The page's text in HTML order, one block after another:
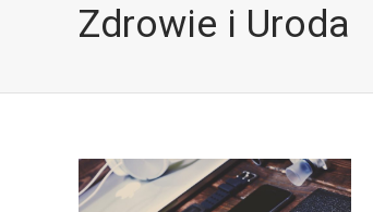
Zdrowie i Uroda